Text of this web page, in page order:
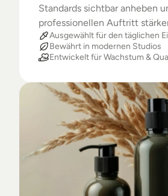
Standards sichtbar anheben
professionellen Auftritt
Ausgewählt für den täglichen
Bewährt in modernen Studios
Entwickelt für Wachstum &